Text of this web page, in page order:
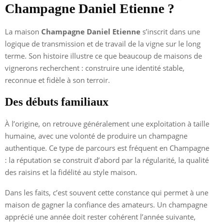
Champagne Daniel Etienne ?
La maison Champagne Daniel Etienne s’inscrit dans une
logique de transmission et de travail de la vigne sur le long
terme. Son histoire illustre ce que beaucoup de maisons de
vignerons recherchent : construire une identité stable,
reconnue et fidèle à son terroir.
Des débuts familiaux
À l’origine, on retrouve généralement une exploitation à taille
humaine, avec une volonté de produire un champagne
authentique. Ce type de parcours est fréquent en Champagne
: la réputation se construit d’abord par la régularité, la qualité
des raisins et la fidélité au style maison.
Dans les faits, c’est souvent cette constance qui permet à une
maison de gagner la confiance des amateurs. Un champagne
apprécié une année doit rester cohérent l’année suivante,